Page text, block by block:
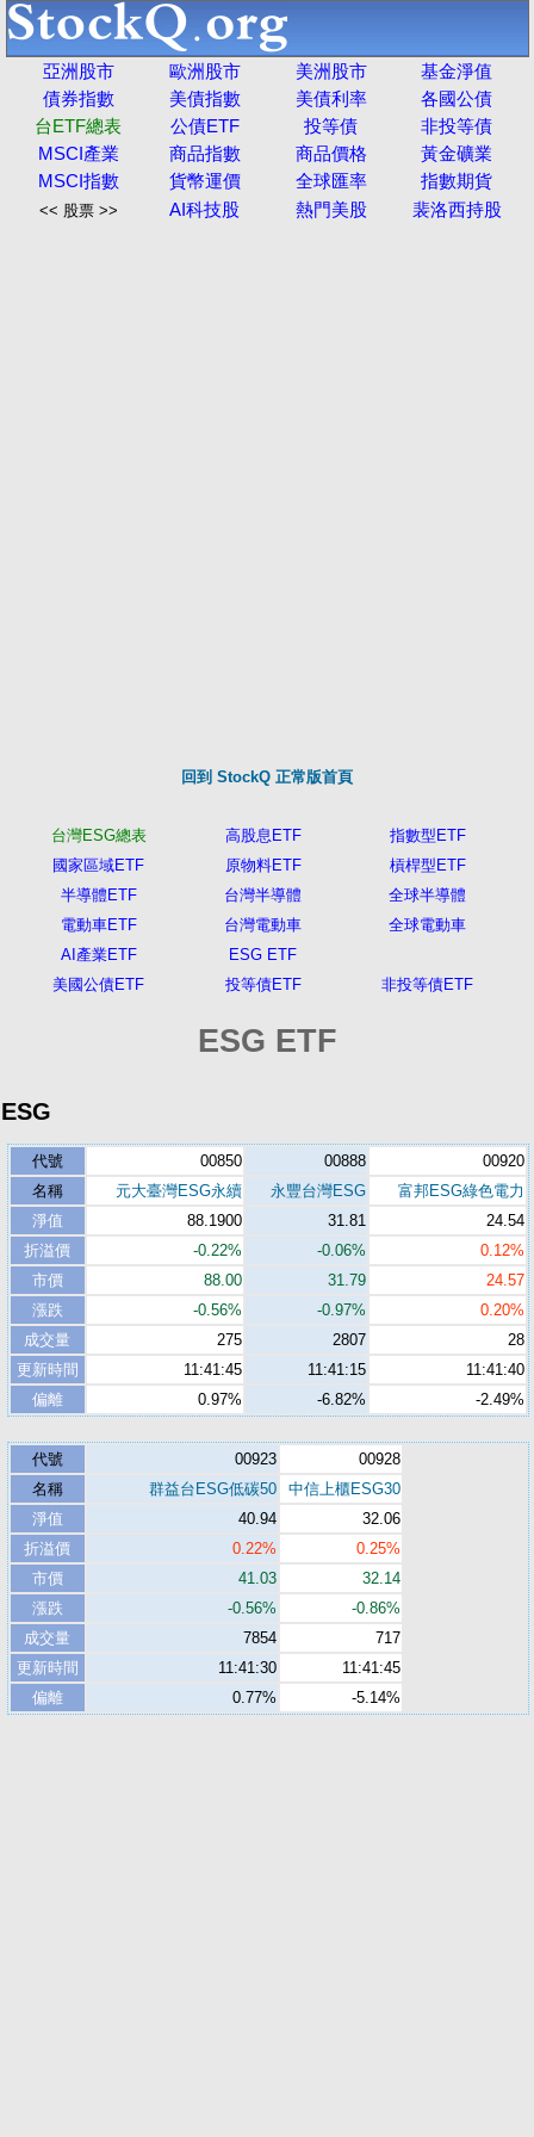
亞洲股市 歐洲股市 美洲股市
基金淨值
債券指數
美債指數 美債利率
各國公債
台ETF總表
公債ETF 投等債
非投等債
MSCI產業
商品指數 商品價格
黃金礦業
MSCI指數
貨幣運價 全球匯率 指數期貨
<< 股票 >> AI科技股 熱門美股 裴洛西持股
回到 StockQ 正常版首頁
台灣ESG總表 高股息ETF
指數型ETF
國家區域ETF
原物料ETF
槓桿型ETF
半導體ETF
台灣半導體
全球半導體
電動車ETF
台灣電動車
全球電動車
AI產業ETF
ESG ETF
美國公債ETF
投等債ETF 非投等債ETF
ESG ETF
ESG
代號 00850 00888
00920
名稱
元大臺灣ESG永續 永豐台灣ESG
富邦ESG綠色電力
淨值
88.1900 31.81
24.54
折溢價
-0.22% -0.06%
0.12%
市價
88.00 31.79
24.57
漲跌
-0.56% -0.97%
0.20%
成交量
275 2807
28
更新時間
11:41:45 11:41:15
11:41:40
偏離
0.97% -6.82% -2.49%
代號 00923
00928
名稱
群益台ESG低碳50
中信上櫃ESG30
淨值
40.94
32.06
折溢價
0.22%
0.25%
市價
41.03
32.14
漲跌
-0.56%
-0.86%
成交量
7854
717
更新時間
11:41:30
11:41:45
偏離
0.77% -5.14%